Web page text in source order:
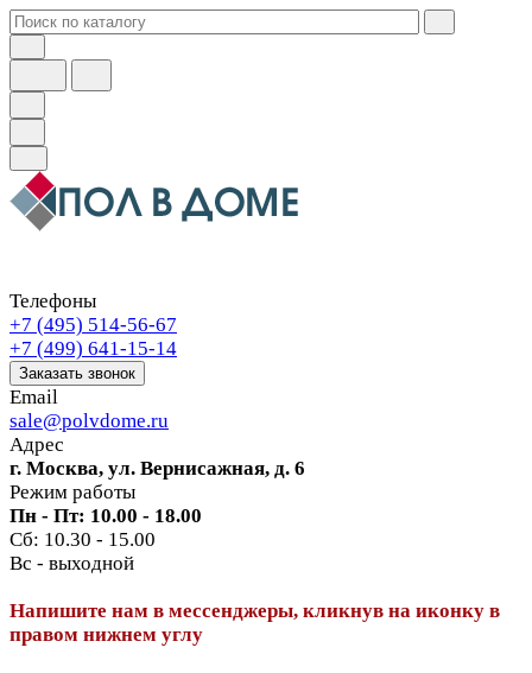
Телефоны
+7 (495) 514-56-67
+7 (499) 641-15-14
Заказать звонок
Email
sale@polvdome.ru
Адрес
г. Москва, ул. Вернисажная, д. 6
Режим работы
Пн - Пт: 10.00 - 18.00
Сб: 10.30 - 15.00
Вс - выходной
Напишите нам в мессенджеры, кликнув на иконку в
правом нижнем углу